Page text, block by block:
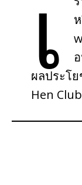
เ
ผลประโ
Hen Club